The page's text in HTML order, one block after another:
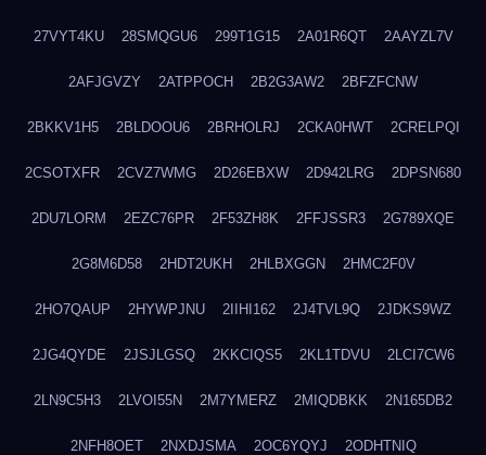
27VYT4KU 28SMQGU6 299T1G15 2A01R6QT 2AAYZL7V
2AFJGVZY 2ATPPOCH 2B2G3AW2 2BFZFCNW
2BKKV1H5 2BLDOOU6 2BRHOLRJ 2CKA0HWT 2CRELPQI
2CSOTXFR 2CVZ7WMG 2D26EBXW 2D942LRG 2DPSN680
2DU7LORM 2EZC76PR 2F53ZH8K 2FFJSSR3 2G789XQE
2G8M6D58 2HDT2UKH 2HLBXGGN 2HMC2F0V
2HO7QAUP 2HYWPJNU 2IIHI162 2J4TVL9Q 2JDKS9WZ
2JG4QYDE 2JSJLGSQ 2KKCIQS5 2KL1TDVU 2LCI7CW6
2LN9C5H3 2LVOI55N 2M7YMERZ 2MIQDBKK 2N165DB2
2NFH8OET 2NXDJSMA 2OC6YQYJ 2ODHTNIQ